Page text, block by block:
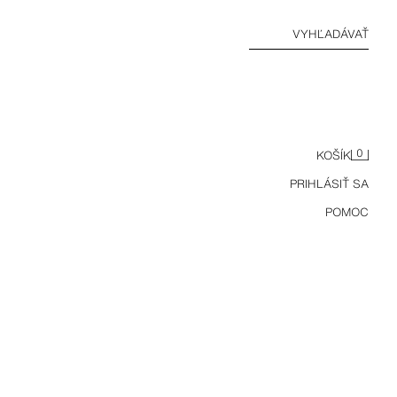
VYHĽADÁVAŤ
KOŠÍK 0
PRIHLÁSIŤ SA
POMOC